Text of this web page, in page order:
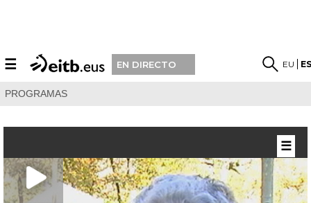
☰ EN DIRECTO EU
PROGRAMAS
☰